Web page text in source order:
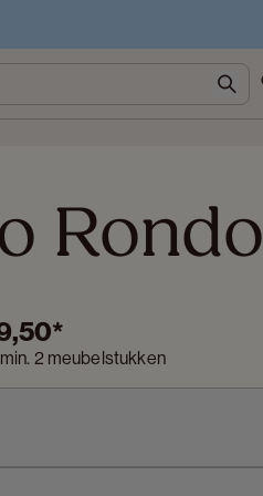
Rondo
*
2 meubelstukken